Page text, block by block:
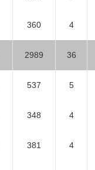
360 4
2989 36
537 5
348 4
381 4